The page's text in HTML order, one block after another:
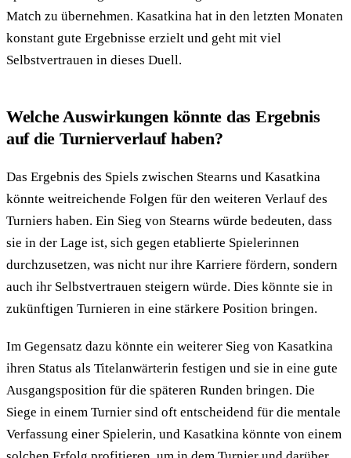
Match zu übernehmen. Kasatkina hat in den letzten Monaten
konstant gute Ergebnisse erzielt und geht mit viel
Selbstvertrauen in dieses Duell.
Welche Auswirkungen könnte das Ergebnis
auf die Turnierverlauf haben?
Das Ergebnis des Spiels zwischen Stearns und Kasatkina
könnte weitreichende Folgen für den weiteren Verlauf des
Turniers haben. Ein Sieg von Stearns würde bedeuten, dass
sie in der Lage ist, sich gegen etablierte Spielerinnen
durchzusetzen, was nicht nur ihre Karriere fördern, sondern
auch ihr Selbstvertrauen steigern würde. Dies könnte sie in
zukünftigen Turnieren in eine stärkere Position bringen.
Im Gegensatz dazu könnte ein weiterer Sieg von Kasatkina
ihren Status als Titelanwärterin festigen und sie in eine gute
Ausgangsposition für die späteren Runden bringen. Die
Siege in einem Turnier sind oft entscheidend für die mentale
Verfassung einer Spielerin, und Kasatkina könnte von einem